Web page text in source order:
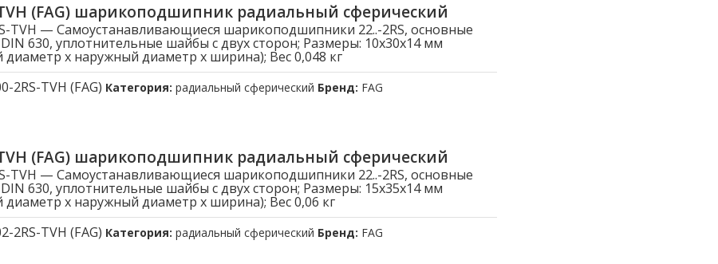
TVH (FAG) шарикоподшипник радиальный сферический
TVH — Самоустанавливающиеся шарикоподшипники 22..-2RS, основные
630, уплотнительные шайбы c двух сторон; Размеры: 10x30x14 мм
диаметр x наружный диаметр x ширина); Вес 0,048 кг
2RS-TVH (FAG) Категория: радиальный сферический Бренд: FAG
TVH (FAG) шарикоподшипник радиальный сферический
TVH — Самоустанавливающиеся шарикоподшипники 22..-2RS, основные
630, уплотнительные шайбы c двух сторон; Размеры: 15x35x14 мм
диаметр x наружный диаметр x ширина); Вес 0,06 кг
2RS-TVH (FAG) Категория: радиальный сферический Бренд: FAG